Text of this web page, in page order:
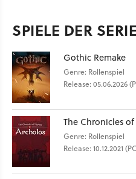
SPIELE DER SERIE
Gothic Remake
Genre: Rollenspiel
Release: 05.06.2026
The Chronicles
Genre: Rollenspiel
Release: 10.12.2021